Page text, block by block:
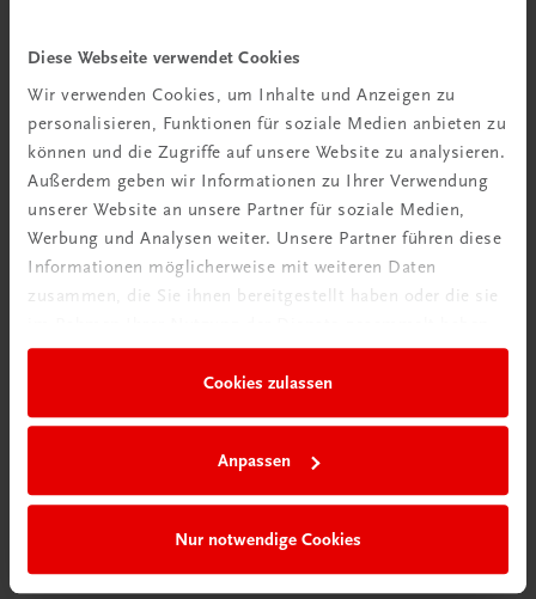
Diese Webseite verwendet Cookies
Wir verwenden Cookies, um Inhalte und Anzeigen zu
personalisieren, Funktionen für soziale Medien anbieten zu
können und die Zugriffe auf unsere Website zu analysieren.
Außerdem geben wir Informationen zu Ihrer Verwendung
unserer Website an unsere Partner für soziale Medien,
Werbung und Analysen weiter. Unsere Partner führen diese
Informationen möglicherweise mit weiteren Daten
zusammen, die Sie ihnen bereitgestellt haben oder die sie
Cookies zulassen
Anpassen
Nur notwendige Cookies
Ratgeber Schulpraxis
Wie mit KI im Unterricht